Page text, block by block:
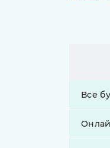
Все